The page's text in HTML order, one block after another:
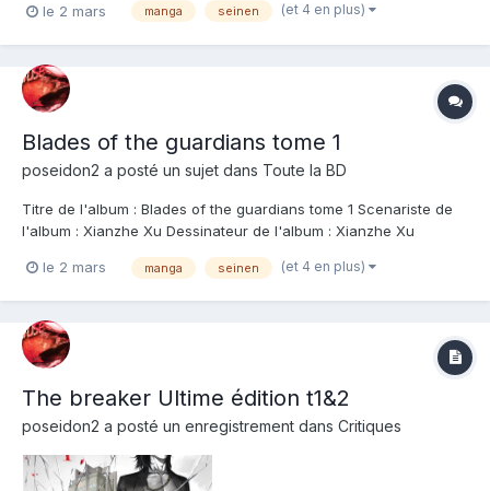
manga qu'on pourrait appeler "Estern" (Un western de l'est) très
le 2 mars manga seinen (et 4 en plus)
Blades of the guardians tome 1
poseidon2 a posté un sujet dans Toute la BD
Titre de l'album : Blades of the guardians tome 1 Scenariste de
l'album : Xianzhe Xu Dessinateur de l'album : Xianzhe Xu
Dao Ma, mercenaire hautement qualifié et doté d'un sens aigu
le 2 mars manga seinen (et 4 en plus)
The breaker Ultime édition t1&2
poseidon2 a posté un enregistrement dans Critiques